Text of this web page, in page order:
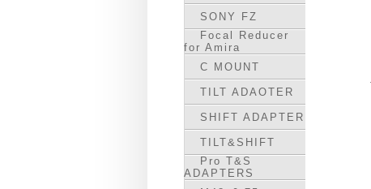
SONY FZ
Focal Reducer
for Amira
C MOUNT
TILT ADAOTER
SHIFT ADAPTER
TILT&SHIFT
Pro T&S
ADAPTERS